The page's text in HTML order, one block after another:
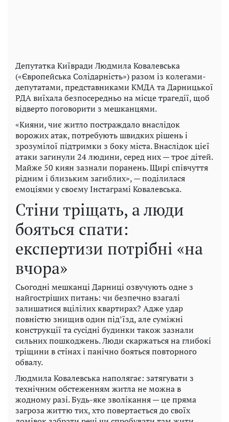
Депутатка Київради Людмила Ковалевська
(«Європейська Солідарність») разом із колегами-
депутатами, представниками КМДА та Дарницької
РДА виїхала безпосередньо на місце трагедії, щоб
відверто поговорити з мешканцями.
«Кияни, чиє житло постраждало внаслідок
ворожих атак, потребують швидких рішень і
зрозумілої підтримки з боку міста. Внаслідок цієї
атаки загинули 24 людини, серед них — троє дітей.
Майже 50 киян зазнали поранень. Щирі співчуття
рідним і близьким загиблих», — поділилася
емоціями у своєму Інстаграмі Ковалевська.
Стіни тріщать, а люди
бояться спати:
експертизи потрібні «на
вчора»
Сьогодні мешканці Дарниці озвучують одне з
найгостріших питань: чи безпечно взагалі
залишатися вцілілих квартирах? Адже удар
повністю знищив один під’їзд, але суміжні
конструкції та сусідні будинки також зазнали
сильних пошкоджень. Люди скаржаться на глибокі
тріщини в стінах і панічно бояться повторного
обвалу.
Людмила Ковалевська наполягає: затягувати з
технічним обстеженням житла не можна в
жодному разі. Будь-яке зволікання — це пряма
загроза життю тих, хто повертається до своїх